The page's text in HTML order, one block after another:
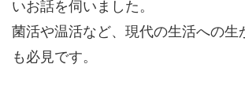
いお話を伺いました。
菌活や温活など、現代の生活への生
も必見です。